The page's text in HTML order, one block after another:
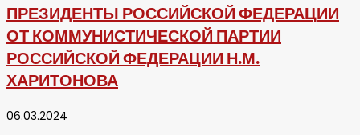
ПРЕЗИДЕНТЫ РОССИЙСКОЙ ФЕДЕРАЦИИ
ОТ КОММУНИСТИЧЕСКОЙ ПАРТИИ
РОССИЙСКОЙ ФЕДЕРАЦИИ Н.М.
ХАРИТОНОВА
06.03.2024